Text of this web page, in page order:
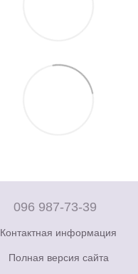
096 987-73-39
Контактная информация
Полная версия сайта